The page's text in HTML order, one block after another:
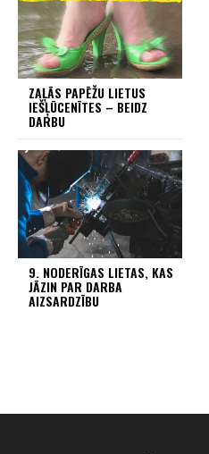
ZAĻĀS PAPĒŽU LIETUS
IEŠĻŪCENĪTES – BEIDZ
DARBU
9. NODERĪGAS LIETAS, KAS
JĀZIN PAR DARBA
AIZSARDZĪBU